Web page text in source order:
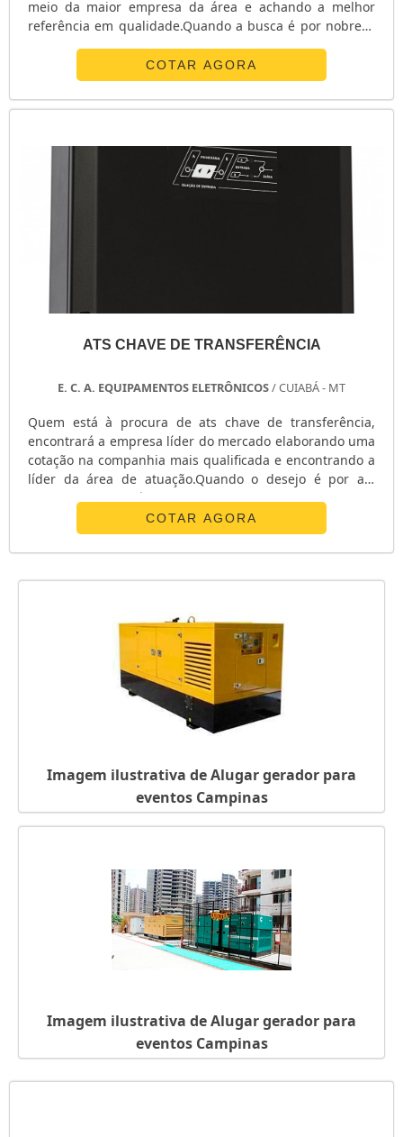
meio da maior empresa da área e achando a melhor
referência em qualidade.Quando a busca é por nobreak
Equipamentos Eletrônicos alcançará proteção com
soluções para sistemas críticos de energia.ALGUNS
DETALHES SOBRE O NOBREAK REDUNDANTEA E. C. A.
COTAR AGORA
ATS CHAVE DE TRANSFERÊNCIA
E. C. A. EQUIPAMENTOS ELETRÔNICOS/ CUIABÁ - MT
Quem está à procura de ats chave de transferência,
encontrará a empresa líder do mercado elaborando uma
cotação na companhia mais qualificada e encontrando a
líder da área de atuação.Quando o desejo é por ats
chave de transferência, com os profissionais da E. C. A.
Equipamentos Eletrônicos o cliente receberá
assertividade com pagamento acessível.UM POUCO MAIS
SOBRE ATS CHAVE DE TRANSFERÊNCIAA E. C. A.
COTAR AGORA
Imagem ilustrativa de Alugar gerador para
eventos Campinas
Imagem ilustrativa de Alugar gerador para
eventos Campinas